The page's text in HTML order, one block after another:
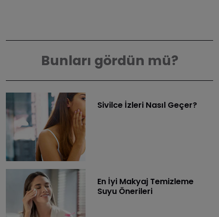
Bunları gördün mü?
Sivilce İzleri Nasıl Geçer?
En İyi Makyaj Temizleme
Suyu Önerileri